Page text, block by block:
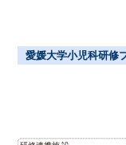
愛媛大学小児科研修